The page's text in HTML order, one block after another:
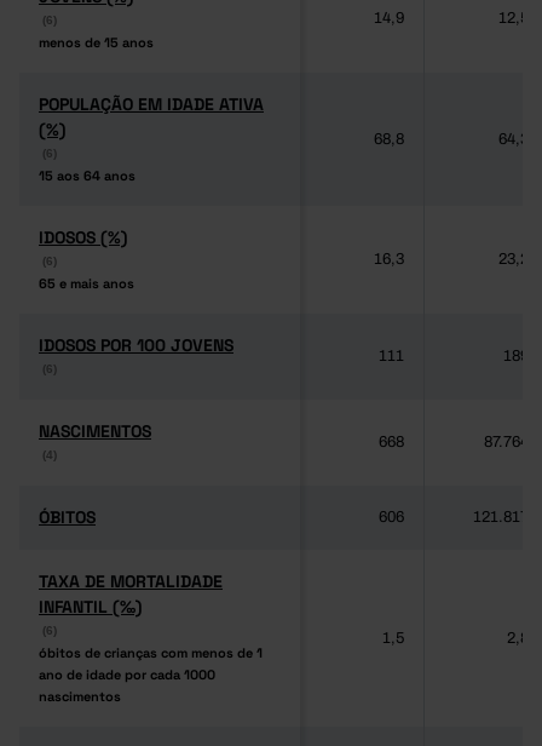
(6)
menos de 15 anos
(6)
menos de 15 anos
14,9 12,5
POPULAÇÃO EM IDADE ATIVA
(%)
(6)
15 aos 64 anos
POPULAÇÃO EM IDADE ATIVA
(%)
(6)
15 aos 64 anos
68,8 64,3
IDOSOS (%)
(6)
65 e mais anos
IDOSOS (%)
(6)
65 e mais anos
16,3 23,2
IDOSOS POR 100 JOVENS
(6)
IDOSOS POR 100 JOVENS
(6)
111 189
NASCIMENTOS
(4)
NASCIMENTOS
(4)
668 87.764
ÓBITOS
ÓBITOS 606 121.817
TAXA DE MORTALIDADE
INFANTIL (‰)
(6)
óbitos de crianças com menos de 1
ano de idade por cada 1000
nascimentos
TAXA DE MORTALIDADE
INFANTIL (‰)
(6)
óbitos de crianças com menos de 1
ano de idade por cada 1000
nascimentos
1,5 2,8